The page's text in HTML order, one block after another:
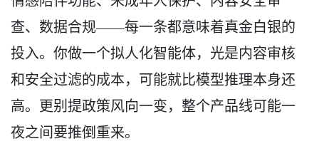
查、数据合规——每一条都意味着真金白银的
投入。你做一个拟人化智能体，光是内容审核
和安全过滤的成本，可能就比模型推理本身还
高。更别提政策风向一变，整个产品线可能一
夜之间要推倒重来。